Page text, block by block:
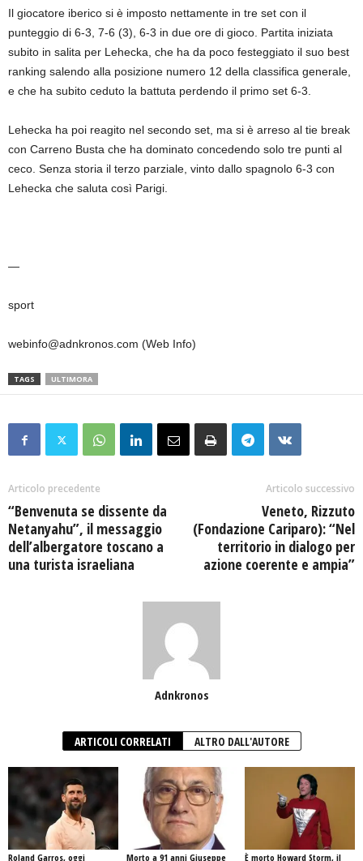
Il giocatore iberico si è imposto nettamente in tre set con il
punteggio di 6-3, 7-6 (3), 6-3 in due ore di gioco. Partita iniziata
subito in salita per Lehecka, che ha da poco festeggiato il suo best
ranking salendo alla posizione numero 12 della classifica generale,
e che ha subito ceduto la battuta perdendo il primo set 6-3.
Lehecka ha poi reagito nel secondo set, ma si è arreso al tie break
con Carreno Busta che ha dominato concedendo solo tre punti al
ceco. Senza storia il terzo parziale, vinto dallo spagnolo 6-3 con
Lehecka che saluta così Parigi.
—
sport
webinfo@adnkronos.com (Web Info)
TAGS ULTIMORA
Articolo precedente
“Benvenuta se dissente da
Netanyahu”, il messaggio
dell’albergatore toscano a
una turista israeliana
Articolo successivo
Veneto, Rizzuto
(Fondazione Cariparo): “Nel
territorio in dialogo per
azione coerente e ampia”
Adnkronos
ARTICOLI CORRELATI ALTRO DALL'AUTORE
Roland Garros, oggi Morto a 91 anni Giuseppe È morto Howard Storm, il